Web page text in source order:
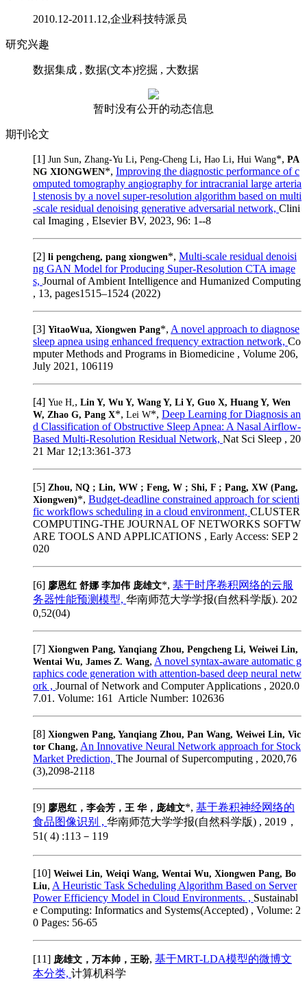
2010.12-2011.12,企业科技特派员
研究兴趣
数据集成 , 数据(文本)挖掘 , 大数据
暂时没有公开的动态信息
期刊论文
[1] Jun Sun, Zhang-Yu Li, Peng-Cheng Li, Hao Li, Hui Wang*, PA
NG XIONGWEN*, Improving the diagnostic performance of c
omputed tomography angiography for intracranial large arteria
l stenosis by a novel super-resolution algorithm based on multi
-scale residual denoising generative adversarial network, Clini
cal Imaging , Elsevier BV, 2023, 96: 1--8
[2] li pengcheng, pang xiongwen*, Multi-scale residual denoisi
ng GAN Model for Producing Super-Resolution CTA image
s, Journal of Ambient Intelligence and Humanized Computing
, 13, pages1515–1524 (2022)
[3] YitaoWua, Xiongwen Pang*, A novel approach to diagnose
sleep apnea using enhanced frequency extraction network, Co
mputer Methods and Programs in Biomedicine , Volume 206,
July 2021, 106119
[4] Yue H,, Lin Y, Wu Y, Wang Y, Li Y, Guo X, Huang Y, Wen
W, Zhao G, Pang X*, Lei W*, Deep Learning for Diagnosis an
d Classification of Obstructive Sleep Apnea: A Nasal Airflow-
Based Multi-Resolution Residual Network, Nat Sci Sleep , 20
21 Mar 12;13:361-373
[5] Zhou, NQ ; Lin, WW ; Feng, W ; Shi, F ; Pang, XW (Pang,
Xiongwen)*, Budget-deadline constrained approach for scienti
fic workflows scheduling in a cloud environment, CLUSTER
COMPUTING-THE JOURNAL OF NETWORKS SOFTW
ARE TOOLS AND APPLICATIONS , Early Access: SEP 2
020
[6] 廖恩红 舒娜 李加伟 庞雄文*, 基于时序卷积网络的云服
务器性能预测模型, 华南师范大学学报(自然科学版). 202
0,52(04)
[7] Xiongwen Pang, Yanqiang Zhou, Pengcheng Li, Weiwei Lin,
Wentai Wu, James Z. Wang, A novel syntax-aware automatic g
raphics code generation with attention-based deep neural netw
ork , Journal of Network and Computer Applications , 2020.0
7.01. Volume: ‏ 161 Article Number: 102636
[8] Xiongwen Pang, Yanqiang Zhou, Pan Wang, Weiwei Lin, Vic
tor Chang, An Innovative Neural Network approach for Stock
Market Prediction, The Journal of Supercomputing , 2020,76
(3),2098-2118
[9] 廖恩红，李会芳，王 华，庞雄文*, 基于卷积神经网络的
食品图像识别 , 华南师范大学学报(自然科学版) , 2019，
51( 4) :113－119
[10] Weiwei Lin, Weiqi Wang, Wentai Wu, Xiongwen Pang, Bo
Liu, A Heuristic Task Scheduling Algorithm Based on Server
Power Efficiency Model in Cloud Environments. , Sustainabl
e Computing: Informatics and Systems(Accepted) , Volume: 2
0 Pages: 56-65
[11] 庞雄文，万本帅，王盼, 基于MRT-LDA模型的微博文
本分类, 计算机科学